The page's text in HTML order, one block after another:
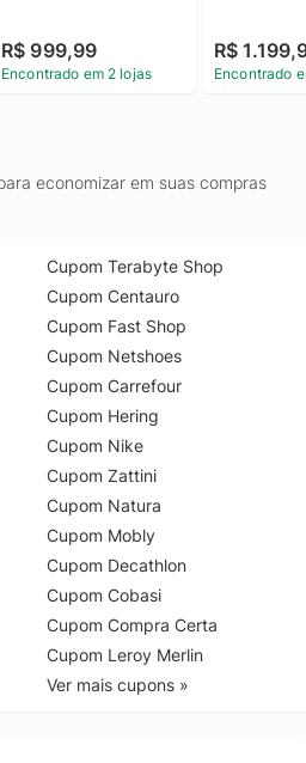
R$ 999,99
Encontrado em 2 lojas
R$
Encontrado
economizar em suas compras
Cupom Terabyte Shop
Cupom Centauro
Cupom Fast Shop
Cupom Netshoes
Cupom Carrefour
Cupom Hering
Cupom Nike
Cupom Zattini
Cupom Natura
Cupom Mobly
Cupom Decathlon
Cupom Cobasi
Cupom Compra Certa
Cupom Leroy Merlin
Ver mais cupons »